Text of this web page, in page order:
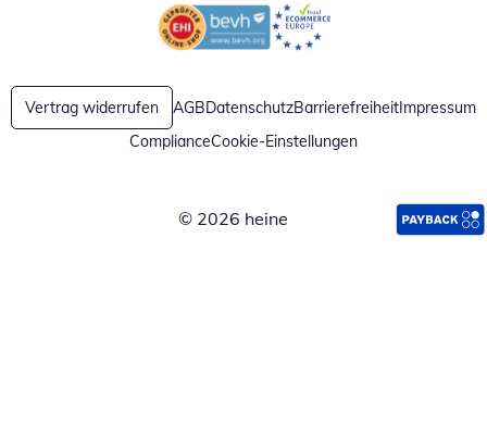
Öffnet in neuem FensterÖffnet in neuem Fenster
Vertrag widerrufen AGBDatenschutzBarrierefreiheitImpressum
ComplianceCookie-Einstellungen
© 2026 heine